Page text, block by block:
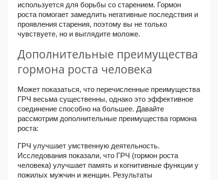
используется для борьбы со старением. Гормон
роста помогает замедлить негативные последствия и
проявления старения, поэтому вы не только
чувствуете, но и выглядите моложе.
Дополнительные преимущества
гормона роста человека
Может показаться, что перечисленные преимущества
ГРЧ весьма существенны, однако это эффективное
соединение способно на большее. Давайте
рассмотрим дополнительные преимущества гормона
роста:
ГРЧ улучшает умственную деятельность.
Исследования показали, что ГРЧ (гормон роста
человека) улучшает память и когнитивные функции у
пожилых мужчин и женщин. Результаты